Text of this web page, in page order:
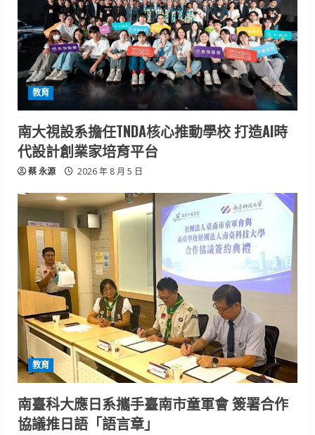
教育
南大視設系擔任TNDA核心推動學校 打造AI時
代設計創業家培育平台
蔡 永源 2026 年 8 月 5 日
教育
南臺科大應日系攜手臺南市童軍會 簽署合作
協議推日語「語言章」